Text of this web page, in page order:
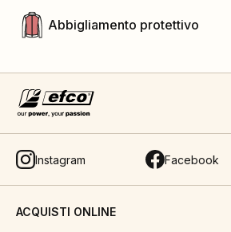
Abbigliamento protettivo
Instagram Facebook
ACQUISTI ONLINE